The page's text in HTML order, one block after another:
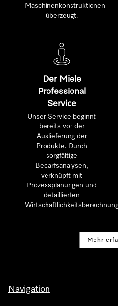
Maschinenkonstruktionen
überzeugt.
Der Miele
Professional
Service
Unser Service beginnt
bereits vor der
Auslieferung der
Produkte. Durch
sorgfältige
Bedarfsanalysen,
verknüpft mit
Prozessplanungen und
detaillierten
Mehr
Navigation